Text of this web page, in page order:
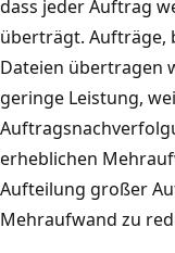
dass jeder Auftrag
überträgt. Aufträge,
Dateien übertragen
geringe Leistung,
erheblichen
Aufteilung großer
Mehraufwand zu